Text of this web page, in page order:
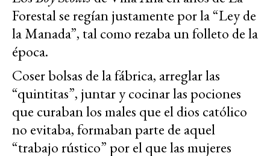
Forestal se regían justamente por la “Ley de
la Manada”, tal como rezaba un folleto de la
época.
Coser bolsas de la fábrica, arreglar las
“quintitas”, juntar y cocinar las pociones
que curaban los males que el dios católico
no evitaba, formaban parte de aquel
“trabajo rústico” por el que las mujeres